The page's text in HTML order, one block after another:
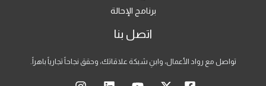
برنامج الإحالة
اتصل بنا
تواصل مع رواد الأعمال، وابنِ شبكة علاقاتك، وحقق نجاحاً تجارياً باهراً.